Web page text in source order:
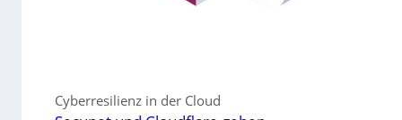
Cyberresilienz in der Cloud